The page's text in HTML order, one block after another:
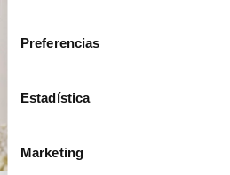
Preferencias
Estadística
Marketing